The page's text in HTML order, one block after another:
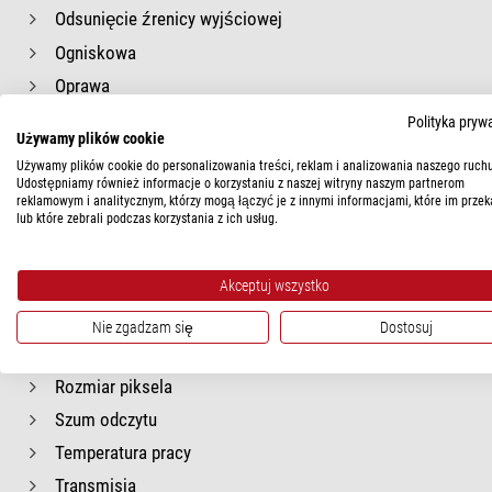
Odsunięcie źrenicy wyjściowej
Ogniskowa
Oprawa
Orientacja okularu
Pełna pojemność studni
Pierścień zaciskowy
Prąd ciemny
Rozmiar piksela
Szum odczytu
Temperatura pracy
Transmisja
Polityka
Używamy plików cookie
Używamy plików cookie do personalizowania treści, reklam i analizowania naszego
Udostępniamy również informacje o korzystaniu z naszej witryny naszym partnerom
reklamowym i analitycznym, którzy mogą łączyć je z innymi informacjami, które im
lub które zebrali podczas korzystania z ich usług.
Akceptuj wszystko
Nie zgadzam się Dostosuj